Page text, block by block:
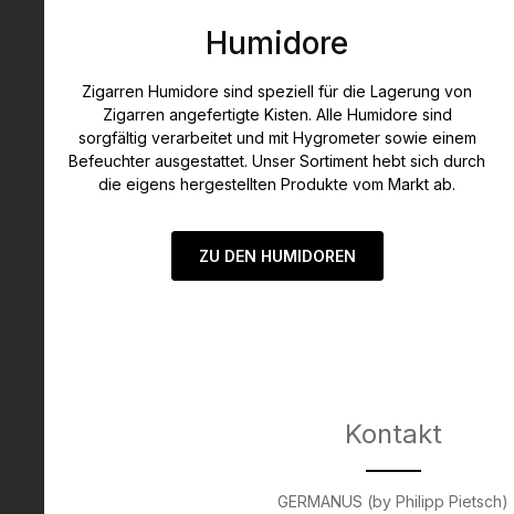
Humidore
Zigarren Humidore sind speziell für die Lagerung von
Zigarren angefertigte Kisten. Alle Humidore sind
sorgfältig verarbeitet und mit Hygrometer sowie einem
Befeuchter ausgestattet. Unser Sortiment hebt sich durch
die eigens hergestellten Produkte vom Markt ab.
ZU DEN HUMIDOREN
Kontakt
GERMANUS (by Philipp Pietsch)